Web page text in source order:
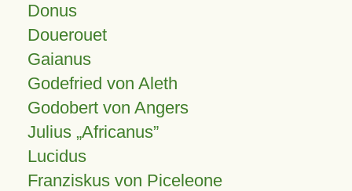
Donus
Douerouet
Gaianus
Godefried von Aleth
Godobert von Angers
Julius Africanus
Lucidus
Franziskus von Piceleone